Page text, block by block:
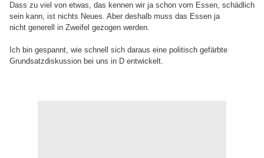
Dass zu viel von etwas, das kennen wir ja schon vom Essen, schädlich
sein kann, ist nichts Neues. Aber deshalb muss das Essen ja
nicht generell in Zweifel gezogen werden.
Ich bin gespannt, wie schnell sich daraus eine politisch gefärbte
Grundsatzdiskussion bei uns in D entwickelt.